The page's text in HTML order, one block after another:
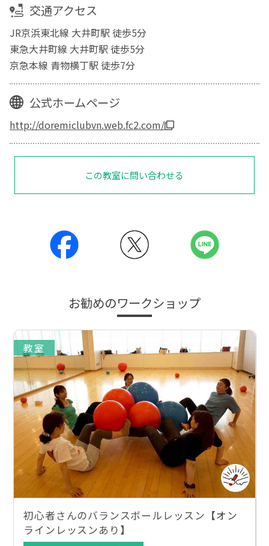
交通アクセス
JR京浜東北線 大井町駅 徒歩5分
東急大井町線 大井町駅 徒歩5分
京急本線 青物横丁駅 徒歩7分
公式ホームページ
http://doremiclubvn.web.fc2.com/
この教室に問い合わせる
お勧めのワークショップ
教室
初心者さんのバランスボールレッスン【オン
ラインレッスンあり】